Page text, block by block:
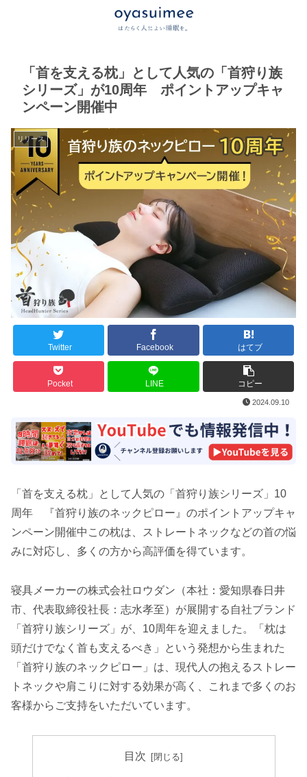
「首を支える枕」として人気の「首狩り族
シリーズ」が10周年 ポイントアップキャ
ンペーン開催中
リリース
Twitter Facebook はてブ
Pocket LINE コピー
2024.09.10
「首を支える枕」として人気の「首狩り族シリーズ」10
周年 『首狩り族のネックピロー』のポイントアップキャ
ンペーン開催中この枕は、ストレートネックなどの首の悩
みに対応し、多くの方から高評価を得ています。
寝具メーカーの株式会社ロウダン（本社：愛知県春日井
市、代表取締役社長：志水孝至）が展開する自社ブランド
「首狩り族シリーズ」が、10周年を迎えました。「枕は
頭だけでなく首も支えるべき」という発想から生まれた
「首狩り族のネックピロー」は、現代人の抱えるストレー
トネックや肩こりに対する効果が高く、これまで多くのお
客様からご支持をいただいています。
目次